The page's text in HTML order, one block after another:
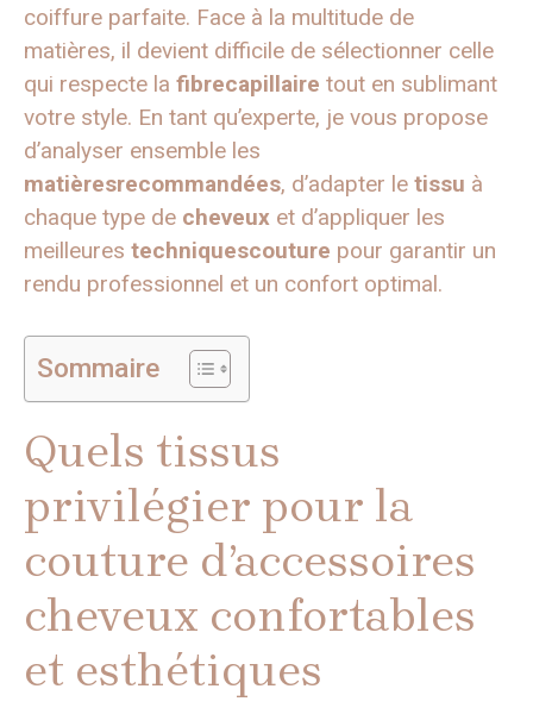
coiffure parfaite. Face à la multitude de
matières, il devient difficile de sélectionner celle
qui respecte la fibrecapillaire tout en sublimant
votre style. En tant qu’experte, je vous propose
d’analyser ensemble les
matièresrecommandées, d’adapter le tissu à
chaque type de cheveux et d’appliquer les
meilleures techniquescouture pour garantir un
rendu professionnel et un confort optimal.
Sommaire
Quels tissus
privilégier pour la
couture d’accessoires
cheveux confortables
et esthétiques